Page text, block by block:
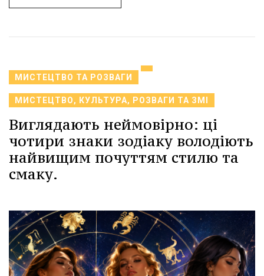
МИСТЕЦТВО ТА РОЗВАГИ
МИСТЕЦТВО, КУЛЬТУРА, РОЗВАГИ ТА ЗМІ
Виглядають неймовірно: ці
чотири знаки зодіаку володіють
найвищим почуттям стилю та
смаку.